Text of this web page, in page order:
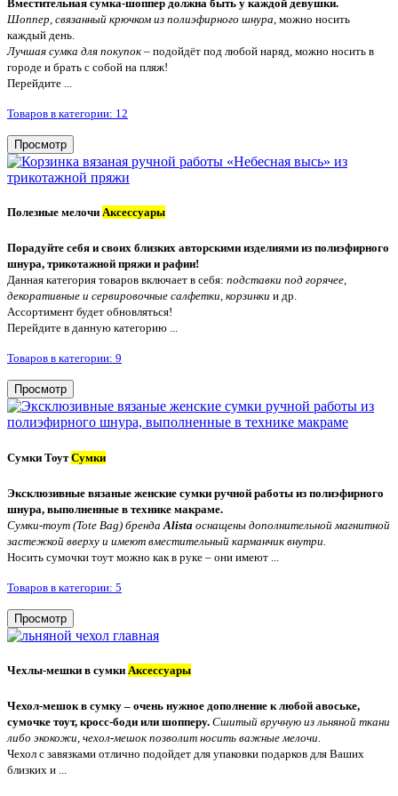
Вместительная сумка-шоппер должна быть у каждой девушки.
Шоппер, связанный крючком из полиэфирного шнура, можно носить
каждый день.
Лучшая сумка для покупок – подойдёт под любой наряд, можно носить в
городе и брать с собой на пляж!
Перейдите ...
Товаров в категории: 12
Просмотр
Полезные мелочи Аксессуары
Порадуйте себя и своих близких авторскими изделиями из полиэфирного
шнура, трикотажной пряжи и рафии!
Данная категория товаров включает в себя: подставки под горячее,
декоративные и сервировочные салфетки, корзинки и др.
Ассортимент будет обновляться!
Перейдите в данную категорию ...
Товаров в категории: 9
Просмотр
Сумки Тоут Сумки
Эксклюзивные вязаные женские сумки ручной работы из полиэфирного
шнура, выполненные в технике макраме.
Сумки-тоут (Tote Bag) бренда Alista оснащены дополнительной магнитной
застежкой вверху и имеют вместительный карманчик внутри.
Носить сумочки тоут можно как в руке – они имеют ...
Товаров в категории: 5
Просмотр
Чехлы-мешки в сумки Аксессуары
Чехол-мешок в сумку – очень нужное дополнение к любой авоське,
сумочке тоут, кросс-боди или шопперу. Сшитый вручную из льняной ткани
либо экокожи, чехол-мешок позволит носить важные мелочи.
Чехол с завязками отлично подойдет для упаковки подарков для Ваших
близких и ...